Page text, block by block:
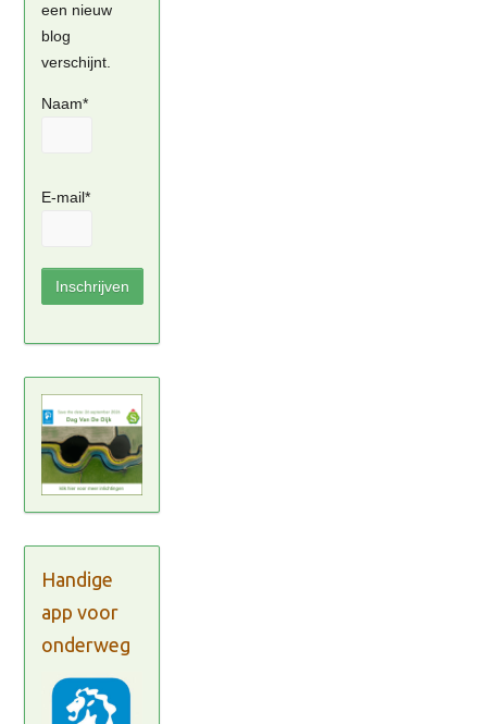
een nieuw
blog
verschijnt.
Naam*
E-mail*
Handige
app voor
onderweg